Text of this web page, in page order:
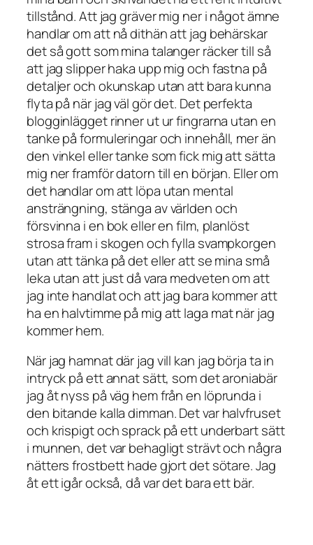
tillstånd. Att jag gräver mig ner i något ämne
handlar om att nå dithän att jag behärskar
det så gott som mina talanger räcker till så
att jag slipper haka upp mig och fastna på
detaljer och okunskap utan att bara kunna
flyta på när jag väl gör det. Det perfekta
blogginlägget rinner ut ur fingrarna utan en
tanke på formuleringar och innehåll, mer än
den vinkel eller tanke som fick mig att sätta
mig ner framför datorn till en början. Eller om
det handlar om att löpa utan mental
ansträngning, stänga av världen och
försvinna i en bok eller en film, planlöst
strosa fram i skogen och fylla svampkorgen
utan att tänka på det eller att se mina små
leka utan att just då vara medveten om att
jag inte handlat och att jag bara kommer att
ha en halvtimme på mig att laga mat när jag
kommer hem.
När jag hamnat där jag vill kan jag börja ta in
intryck på ett annat sätt, som det aroniabär
jag åt nyss på väg hem från en löprunda i
den bitande kalla dimman. Det var halvfruset
och krispigt och sprack på ett underbart sätt
i munnen, det var behagligt strävt och några
nätters frostbett hade gjort det sötare. Jag
åt ett igår också, då var det bara ett bär.